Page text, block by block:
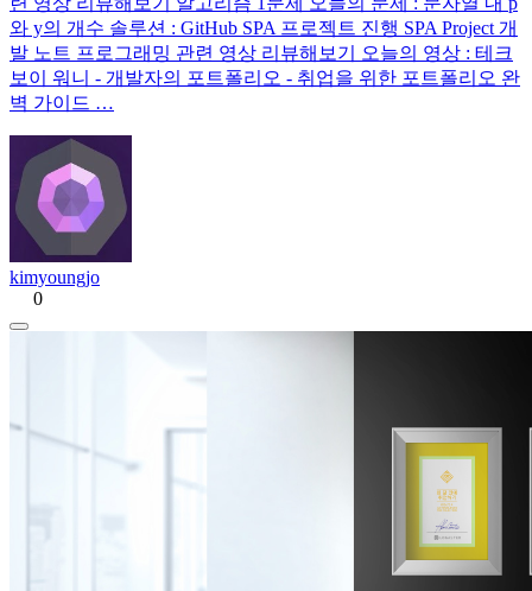
와 y의 개수 솔루션 : GitHub SPA 프로젝트 진행 SPA Project 개
발 노트 프로그래밍 관련 영상 리뷰해보기 오늘의 영상 : 테크
보이 워니 - 개발자의 포트폴리오 - 취업을 위한 포트폴리오 완
벽 가이드 …
kimyoungjo
0